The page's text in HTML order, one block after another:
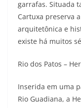
garrafas. Situada
Cartuxa preserva
arquitetônica e
existe há muitos
Rio dos Patos –
Inserida em uma
Rio Guadiana, a